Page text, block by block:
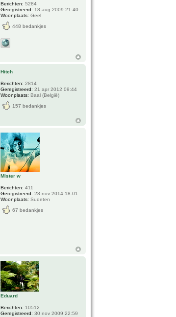
Berichten: 5284
Geregistreerd: 18 aug 2009 21:40
Woonplaats: Geel
448 bedankjes
Hitch
Berichten: 2814
Geregistreerd: 21 apr 2012 09:44
Woonplaats: Baal (België)
157 bedankjes
Mister w
Berichten: 411
Geregistreerd: 28 nov 2014 18:01
Woonplaats: Sudeten
67 bedankjes
Eduard
Berichten: 10512
Geregistreerd: 30 nov 2009 22:59